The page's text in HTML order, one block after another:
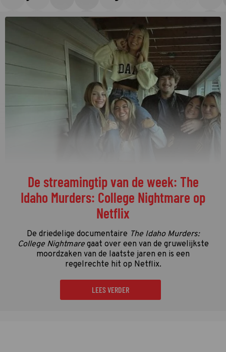
De streamingtip van de week: The
Idaho Murders: College Nightmare op
Netflix
De driedelige documentaire The Idaho Murders:
College Nightmaregaat over een van de gruwelijkste
moordzaken van de laatste jaren en is een
regelrechte hit op Netflix.
LEES VERDER